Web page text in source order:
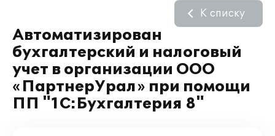
Автоматизирован
бухгалтерский и налоговый
учет в организации ООО
«ПартнерУрал» при помощи
ПП "1С:Бухгалтерия 8"
К списку